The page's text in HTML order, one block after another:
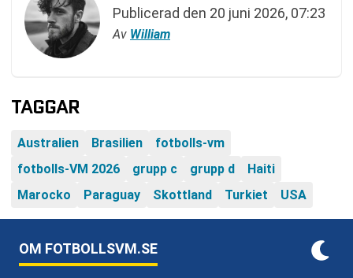
Publicerad den 20 juni 2026, 07:23
Av William
TAGGAR
Australien Brasilien
fotbolls-vm
fotbolls-VM 2026
grupp c grupp d
Haiti
Marocko
Paraguay Skottland Turkiet USA
OM FOTBOLLSVM.SE